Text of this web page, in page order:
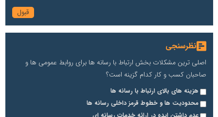
نظرسنجی
اصلی ترین مشکلات بخش ارتباط با رسانه ها برای روابط عمومی ها و
صاحبان کسب و کار کدام گزینه است؟
هزینه های بالای ارتباط با رسانه ها
محدودیت ها و خطوط قرمز داخلی رسانه ها